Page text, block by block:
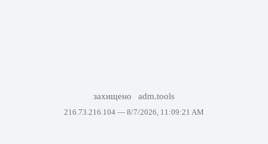
захищено adm.tools
216.73.216.104 — 8/7/2026, 11:09:21 AM